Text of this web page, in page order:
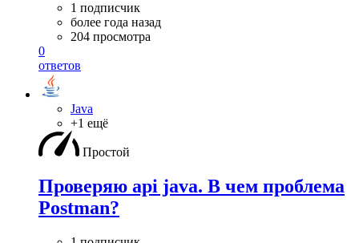
1 подписчик
более года назад
204 просмотра
0
ответов
Java
+1 ещё
Простой
Проверяю api java. В чем проблема
Postman?